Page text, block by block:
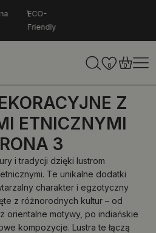
ECO-
Friendly
0 0
Z
ETNICZNYMI
3
i tradycji dzięki lustrom
Te unikalne dodatki
charakter i egzotyczny
z różnorodnych kultur – od
orientalne motywy, po indiańskie
kompozycje. Lustra te łączą